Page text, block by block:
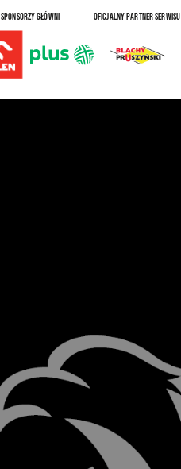
SPONSORZY GŁÓWNI OFICJALNY PARTNER SERWISU